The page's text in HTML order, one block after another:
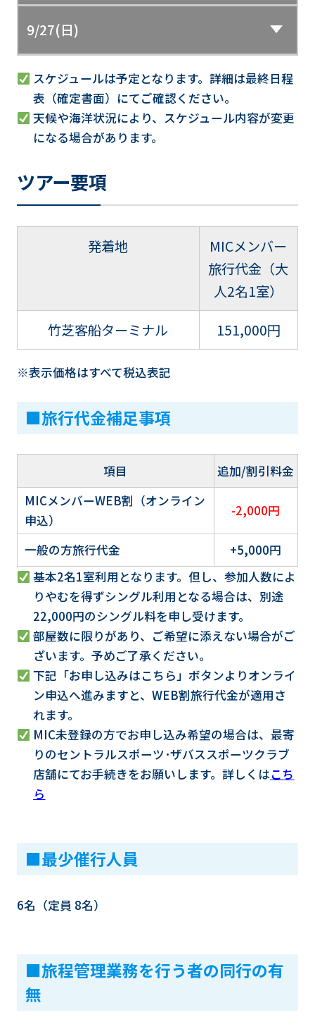
9/27(日)
スケジュールは予定となります。詳細は最終日程
表（確定書面）にてご確認ください。
天候や海洋状況により、スケジュール内容が変更
になる場合があります。
ツアー要項
発着地
MICメンバー
旅行代金（大
人2名1室）
竹芝客船ターミナル
151,000円
※表示価格はすべて税込表記
■旅行代金補足事項
項目
追加/割引料金
MICメンバーWEB割（オンライン
申込）
-2,000円
一般の方旅行代金
+5,000円
基本2名1室利用となります。但し、参加人数によ
りやむを得ずシングル利用となる場合は、別途
22,000円のシングル料を申し受けます。
部屋数に限りがあり、ご希望に添えない場合がご
ざいます。予めご了承ください。
下記「お申し込みはこちら」ボタンよりオンライ
ン申込へ進みますと、WEB割旅行代金が適用さ
れます。
MIC未登録の方でお申し込み希望の場合は、最寄
りのセントラルスポーツ･ザバススポーツクラブ
店舗にてお手続きをお願いします。詳しくはこち
ら
■最少催行人員
6名（定員 8名）
■旅程管理業務を行う者の同行の有
無